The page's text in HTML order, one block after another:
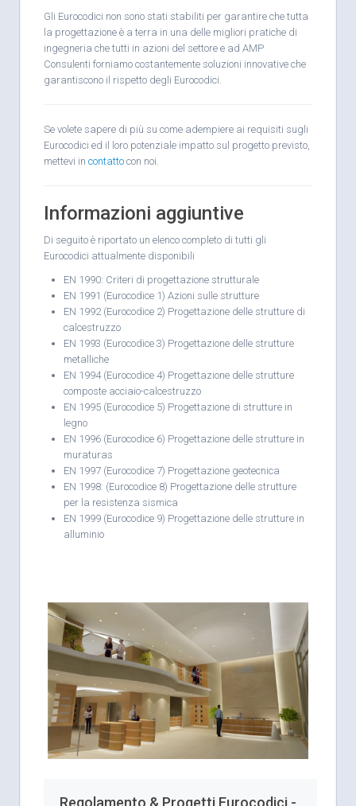
Gli Eurocodici non sono stati stabiliti per garantire che tutta
la progettazione è a terra in una delle migliori pratiche di
ingegneria che tutti in azioni del settore e ad AMP
Consulenti forniamo costantemente soluzioni innovative che
garantiscono il rispetto degli Eurocodici.
Se volete sapere di più su come adempiere ai requisiti sugli
Eurocodici ed il loro potenziale impatto sul progetto previsto,
mettevi in contatto con noi.
Informazioni aggiuntive
Di seguito è riportato un elenco completo di tutti gli
Eurocodici attualmente disponibili
EN 1990: Criteri di progettazione strutturale
EN 1991 (Eurocodice 1) Azioni sulle strutture
EN 1992 (Eurocodice 2) Progettazione delle strutture di
calcestruzzo
EN 1993 (Eurocodice 3) Progettazione delle strutture
metalliche
EN 1994 (Eurocodice 4) Progettazione delle strutture
composte acciaio-calcestruzzo
EN 1995 (Eurocodice 5) Progettazione di strutture in
legno
EN 1996 (Eurocodice 6) Progettazione delle strutture in
muraturas
EN 1997 (Eurocodice 7) Progettazione geotecnica
EN 1998: (Eurocodice 8) Progettazione delle strutture
per la resistenza sismica
EN 1999 (Eurocodice 9) Progettazione delle strutture in
alluminio
Regolamento & Progetti Eurocodici -